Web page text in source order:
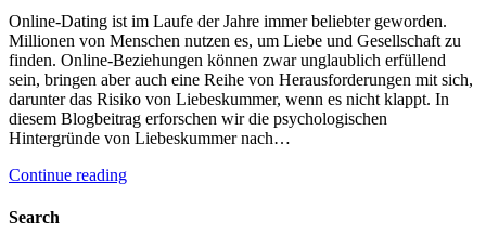
Online-Dating ist im Laufe der Jahre immer beliebter geworden.
Millionen von Menschen nutzen es, um Liebe und Gesellschaft zu
finden. Online-Beziehungen können zwar unglaublich erfüllend
sein, bringen aber auch eine Reihe von Herausforderungen mit sich,
darunter das Risiko von Liebeskummer, wenn es nicht klappt. In
diesem Blogbeitrag erforschen wir die psychologischen
Hintergründe von Liebeskummer nach…
Continue reading
Search